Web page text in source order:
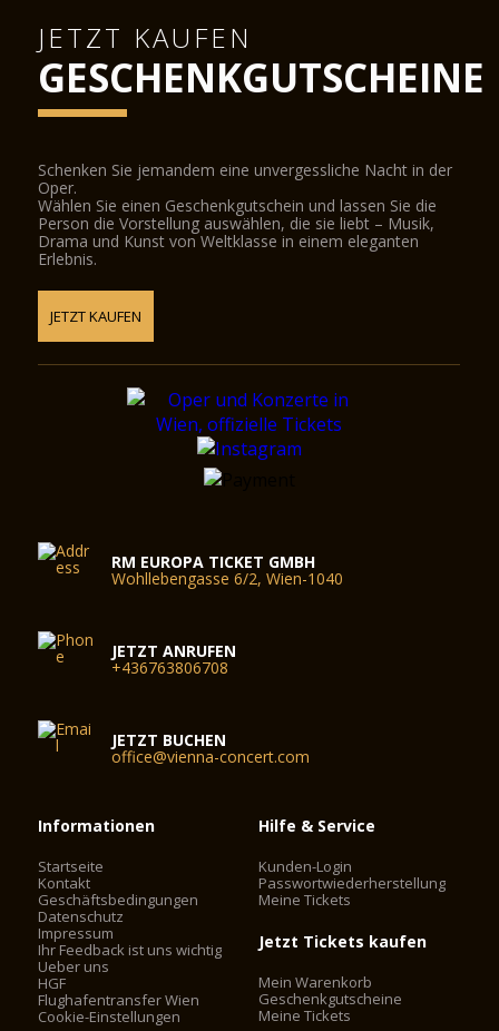
JETZT KAUFEN
GESCHENKGUTSCHEINE
Schenken Sie jemandem eine unvergessliche Nacht in der
Oper.
Wählen Sie einen Geschenkgutschein und lassen Sie die
Person die Vorstellung auswählen, die sie liebt – Musik,
Drama und Kunst von Weltklasse in einem eleganten
Erlebnis.
JETZT KAUFEN
RM EUROPA TICKET GMBH
Wohllebengasse 6/2, Wien-1040
JETZT ANRUFEN
+436763806708
JETZT BUCHEN
office@vienna-concert.com
Informationen
Startseite
Kontakt
Geschäftsbedingungen
Datenschutz
Impressum
Ihr Feedback ist uns wichtig
Ueber uns
HGF
Flughafentransfer Wien
Cookie-Einstellungen
Hilfe & Service
Kunden-Login
Passwortwiederherstellung
Meine Tickets
Jetzt Tickets kaufen
Mein Warenkorb
Geschenkgutscheine
Meine Tickets